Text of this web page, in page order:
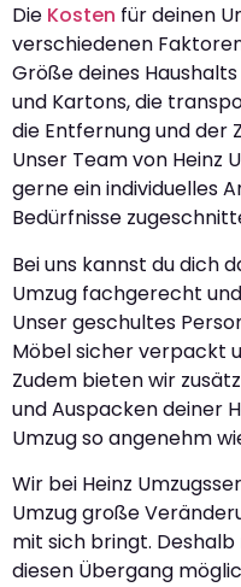
Die Kosten für deinen
verschiedenen
Größe deines
und Kartons, die
die Entfernung und der
Unser Team von Heinz
gerne ein individuelles
Bedürfnisse
Bei uns kannst du dich
Umzug fachgerecht
Unser geschultes
Möbel sicher verpackt
Zudem bieten wir
und Auspacken deiner
Umzug so angenehm
Wir bei Heinz
Umzug große
mit sich bringt.
diesen Übergang